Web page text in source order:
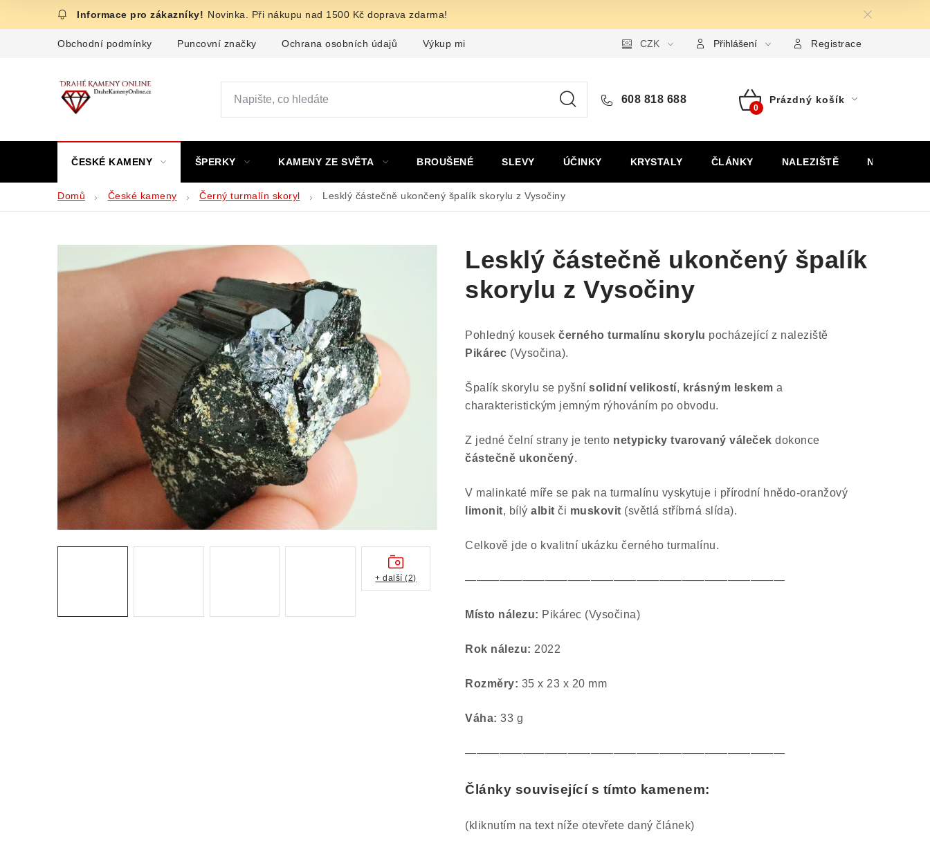
Novinka. Při nákupu nad 1500 Kč doprava zdarma!
Obchodní podmínky Puncovní značky Ochrana osobních údajů Výkup minerálů a drahých kamenů Formulář pro uplatnění reklamace Formulář pro odstoupení
CZK Přihlášení Registrace
608 818 688
Nákupní
Prázdný košík
ČESKÉ KAMENY ŠPERKY KAMENY ZE SVĚTA BROUŠENÉ SLEVY ÚČINKY KRYSTALY ČLÁNKY NALEZIŠTĚ NÁŠ PŘÍBĚH
Domů České kameny Černý turmalín skoryl Lesklý částečně ukončený špalík skorylu z Vysočiny
Lesklý částečně ukončený špalík
skorylu z Vysočiny
Pohledný kousek černého turmalínu skorylu pocházející z naleziště
Pikárec (Vysočina).
Špalík skorylu se pyšní solidní velikostí, krásným leskem a
charakteristickým jemným rýhováním po obvodu.
Z jedné čelní strany je tento netypicky tvarovaný váleček dokonce
částečně ukončený.
V malinkaté míře se pak na turmalínu vyskytuje i přírodní hnědo-oranžový
limonit, bílý albit či muskovit (světlá stříbrná slída).
Celkově jde o kvalitní ukázku černého turmalínu.
————————————————————————————
Místo nálezu: Pikárec (Vysočina)
Rok nálezu: 2022
Rozměry: 35 x 23 x 20 mm
Váha: 33 g
————————————————————————————
Články související s tímto kamenem:
(kliknutím na text níže otevřete daný článek)
+ další (2)